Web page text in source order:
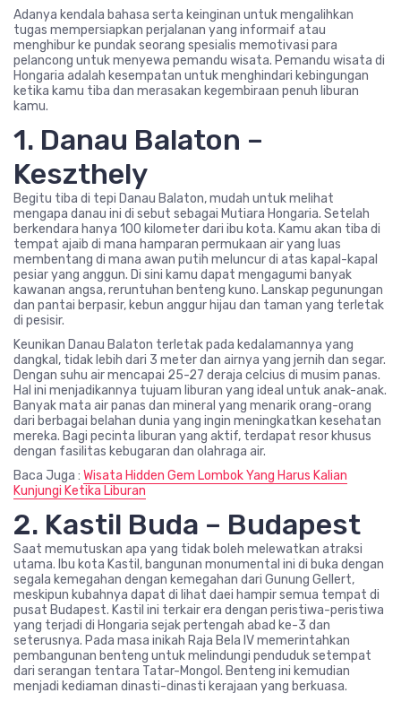
Adanya kendala bahasa serta keinginan untuk mengalihkan
tugas mempersiapkan perjalanan yang informaif atau
menghibur ke pundak seorang spesialis memotivasi para
pelancong untuk menyewa pemandu wisata. Pemandu wisata di
Hongaria adalah kesempatan untuk menghindari kebingungan
ketika kamu tiba dan merasakan kegembiraan penuh liburan
kamu.
1. Danau Balaton –
Keszthely
Begitu tiba di tepi Danau Balaton, mudah untuk melihat
mengapa danau ini di sebut sebagai Mutiara Hongaria. Setelah
berkendara hanya 100 kilometer dari ibu kota. Kamu akan tiba di
tempat ajaib di mana hamparan permukaan air yang luas
membentang di mana awan putih meluncur di atas kapal-kapal
pesiar yang anggun. Di sini kamu dapat mengagumi banyak
kawanan angsa, reruntuhan benteng kuno. Lanskap pegunungan
dan pantai berpasir, kebun anggur hijau dan taman yang terletak
di pesisir.
Keunikan Danau Balaton terletak pada kedalamannya yang
dangkal, tidak lebih dari 3 meter dan airnya yang jernih dan segar.
Dengan suhu air mencapai 25-27 deraja celcius di musim panas.
Hal ini menjadikannya tujuam liburan yang ideal untuk anak-anak.
Banyak mata air panas dan mineral yang menarik orang-orang
dari berbagai belahan dunia yang ingin meningkatkan kesehatan
mereka. Bagi pecinta liburan yang aktif, terdapat resor khusus
dengan fasilitas kebugaran dan olahraga air.
Baca Juga : Wisata Hidden Gem Lombok Yang Harus Kalian
Kunjungi Ketika Liburan
2. Kastil Buda – Budapest
Saat memutuskan apa yang tidak boleh melewatkan atraksi
utama. Ibu kota Kastil, bangunan monumental ini di buka dengan
segala kemegahan dengan kemegahan dari Gunung Gellert,
meskipun kubahnya dapat di lihat daei hampir semua tempat di
pusat Budapest. Kastil ini terkair era dengan peristiwa-peristiwa
yang terjadi di Hongaria sejak pertengah abad ke-3 dan
seterusnya. Pada masa inikah Raja Bela IV memerintahkan
pembangunan benteng untuk melindungi penduduk setempat
dari serangan tentara Tatar-Mongol. Benteng ini kemudian
menjadi kediaman dinasti-dinasti kerajaan yang berkuasa.